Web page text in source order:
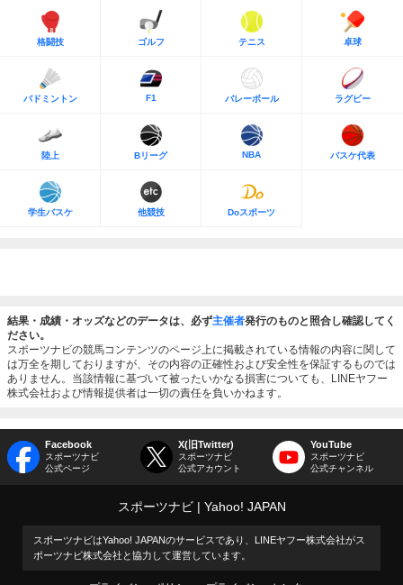
格闘技 ゴルフ テニス 卓球
バドミントン F1 バレーボール ラグビー
陸上 Bリーグ NBA バスケ代表
学生バスケ 他競技 Doスポーツ
結果・成績・オッズなどのデータは、必ず主催者発行のものと照合し確認してく
ださい。
スポーツナビの競馬コンテンツのページ上に掲載されている情報の内容に関して
は万全を期しておりますが、その内容の正確性および安全性を保証するものでは
ありません。当該情報に基づいて被ったいかなる損害についても、LINEヤフー
株式会社および情報提供者は一切の責任を負いかねます。
Facebook
スポーツナビ
公式ページ
X(旧Twitter)
スポーツナビ
公式アカウント
YouTube
スポーツナビ
公式チャンネル
スポーツナビ Yahoo! JAPAN
スポーツナビはYahoo! JAPANのサービスであり、LINEヤフー株式会社がス
ポーツナビ株式会社と協力して運営しています。